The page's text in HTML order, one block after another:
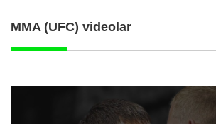
MMA (UFC) videolar